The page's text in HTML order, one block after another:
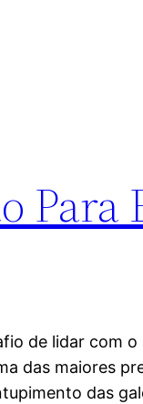
de lidar com o
das maiores
das